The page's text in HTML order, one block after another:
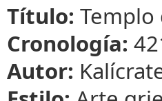
Título: Templo
Cronología:
Autor: